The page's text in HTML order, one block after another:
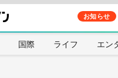
お知らせ
国際 ライフ エン